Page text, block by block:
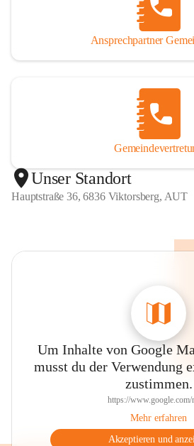
Ansprechpartner
Unser Standort
Hauptstraße 36, 6836 Viktorsberg, AUT
Um Inhalte von Google
musst du der Verwendung
zustimmen.
https://www.google.com/
Mehr erfahren
Akzeptieren und